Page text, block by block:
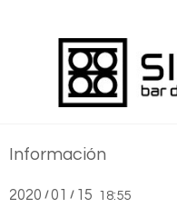
Información
2020 /01 / 15 18:55